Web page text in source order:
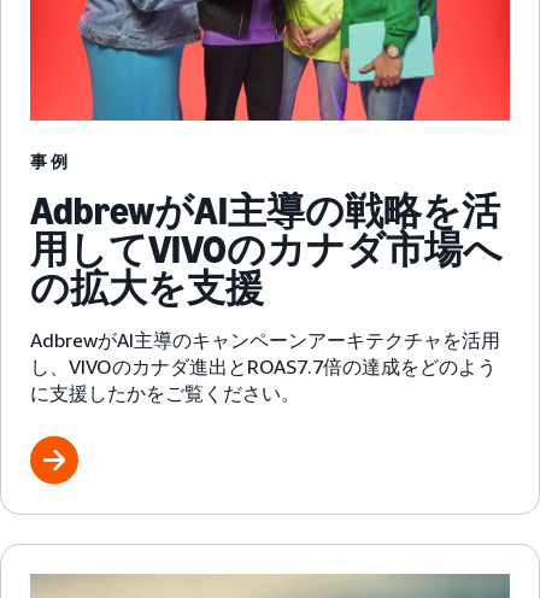
事例
AdbrewがAI主導の戦略を活
用してVIVOのカナダ市場へ
の拡大を支援
AdbrewがAI主導のキャンペーンアーキテクチャを活用
し、VIVOのカナダ進出とROAS7.7倍の達成をどのよう
に支援したかをご覧ください。